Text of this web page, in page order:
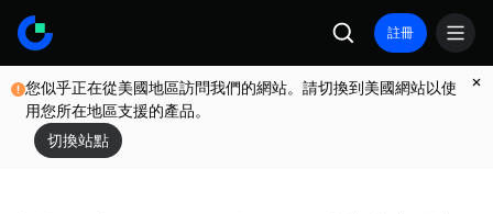
註冊
您似乎正在從美國地區訪問我們的網站。請切換到美國網站以使
用您所在地區支援的產品。
切換站點